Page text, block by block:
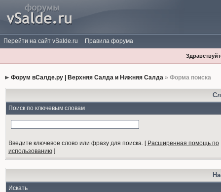
Перейти на сайт vSalde.ru Правила форума
Форум вСалде.ру | Верхняя Салда и Нижняя Салда» Форма поиска
Поиск по ключевым словам
Введите ключевое слово или фразу для поиска.[ Расширенная помощь по
использованию]
Искать